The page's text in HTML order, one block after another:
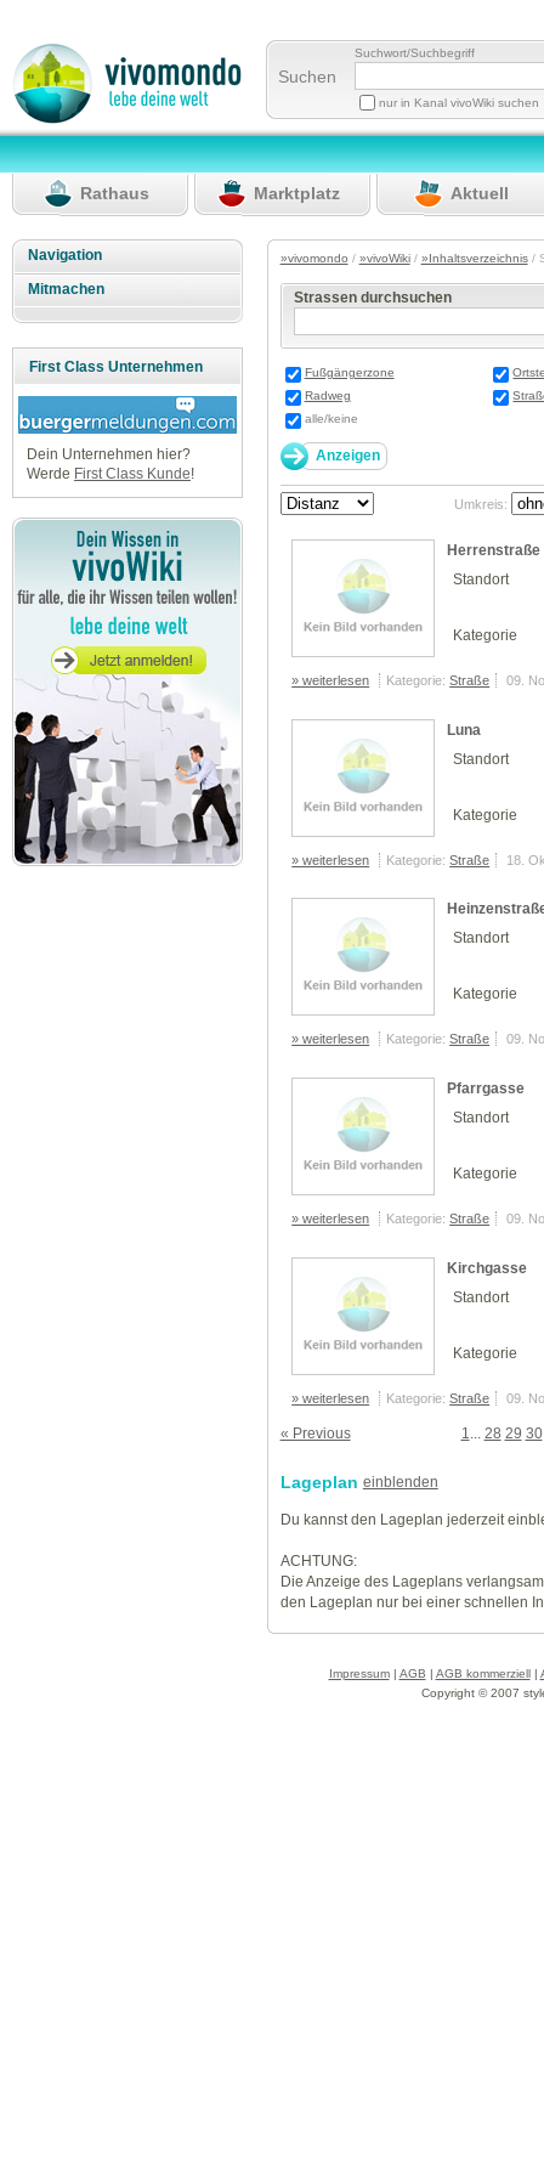
Suchen
Suchwort/Suchbegriff
nur in Kanal vivoWiki suchen
Rathaus Marktplatz Aktuell
Navigation
Mitmachen
First Class Unternehmen
Dein Unternehmen hier?
Werde First Class Kunde!
»vivomondo / »vivoWiki/ »Inhaltsverzeichnis/
Strassen durchsuchen
Fußgängerzone
Radweg
alle/keine
Umkreis:
Herrenstraße
Standort
Kategorie
» weiterlesen Kategorie:Straße 09.
Luna
Standort
Kategorie
» weiterlesen Kategorie:Straße 18.
Standort
Kategorie
» weiterlesen Kategorie:Straße 09.
Pfarrgasse
Standort
Kategorie
» weiterlesen Kategorie:Straße 09.
Kirchgasse
Standort
Kategorie
» weiterlesen Kategorie:Straße 09.
« Previous 1... 28 29 30
Lageplan einblenden
Du kannst den Lageplan jederzeit
ACHTUNG:
Die Anzeige des Lageplans
den Lageplan nur bei einer schnellen
Impressum| AGB | AGB kommerziell|
Copyright © 2007